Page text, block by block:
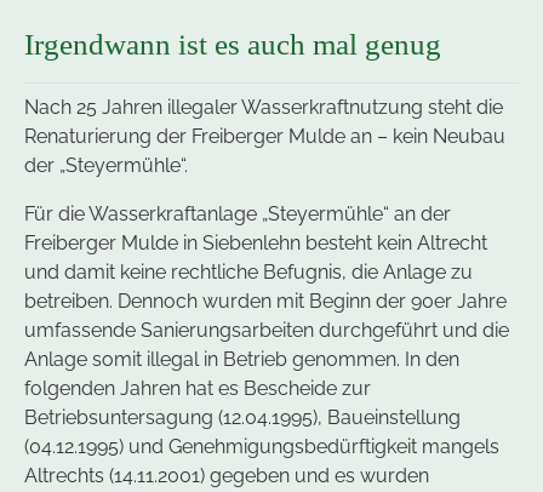
Irgendwann ist es auch mal genug
Nach 25 Jahren illegaler Wasserkraftnutzung steht die
Renaturierung der Freiberger Mulde an – kein Neubau
der „Steyermühle“.
Für die Wasserkraftanlage „Steyermühle“ an der
Freiberger Mulde in Siebenlehn besteht kein Altrecht
und damit keine rechtliche Befugnis, die Anlage zu
betreiben. Dennoch wurden mit Beginn der 90er Jahre
umfassende Sanierungsarbeiten durchgeführt und die
Anlage somit illegal in Betrieb genommen. In den
folgenden Jahren hat es Bescheide zur
Betriebsuntersagung (12.04.1995), Baueinstellung
(04.12.1995) und Genehmigungsbedürftigkeit mangels
Altrechts (14.11.2001) gegeben und es wurden